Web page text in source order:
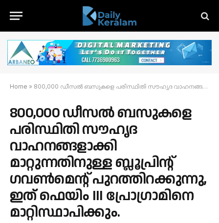
Home » 800,000 ഡീസൽ ബസുകളെ പരിസ്ഥിതി സൗഹൃദ വാഹനങ്ങളാക്കി മാറ്റുന്നതിനുള്ള ബ്ലൂപ്രിന്റ് ഗവൺമെന്റ് പുറത്തിറക്കുന്നു, ഇത് ഫെയിം III പ്രോഗ്രാമിനെ മാറ്റിസ്ഥാപിക്കും.
800,000 ഡീസൽ ബസുകളെ
പരിസ്ഥിതി സൗഹൃദ
വാഹനങ്ങളാക്കി
മാറ്റുന്നതിനുള്ള ബ്ലൂപ്രിന്റ്
ഗവൺമെന്റ് പുറത്തിറക്കുന്നു,
ഇത് ഫെയിം III പ്രോഗ്രാമിനെ
മാറ്റിസ്ഥാപിക്കും.